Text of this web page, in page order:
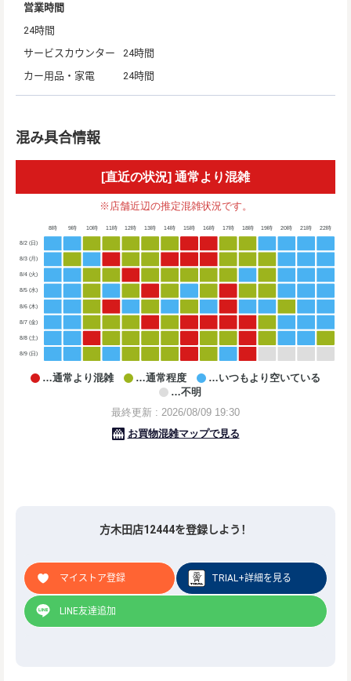
営業時間
24時間
サービスカウンター
24時間
カー用品・家電
24時間
混み具合情報
方木田店12444を登録しよう！
マイストア登録 TRIAL+詳細を見る
LINE友達追加